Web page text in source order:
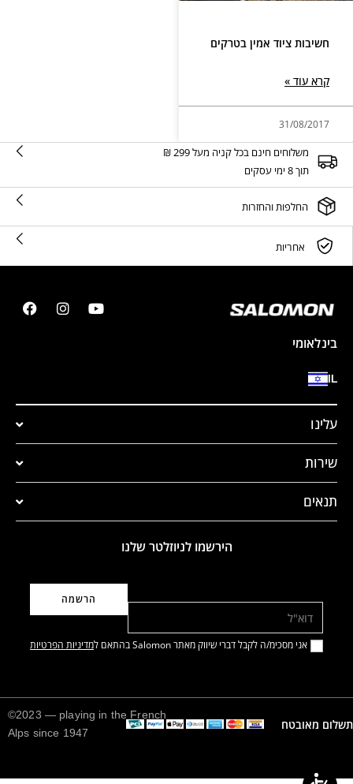
חשיבות ציוד אמין בטרקים
קרא עוד »
31/08/2017
משלוחים חינם בכל קניה מעל 299 ₪
תוך 8 ימי עסקים
החלפות והחזרות
אחריות
בינלאומי
IL
עלינו
שירות
תנאים
הירשמו לניוזלטר שלנו
אני מסכימ/ה לקבל דברי שיווק מאתר Salomon בהתאם ל מדיניות הפרטיות
תשלום מאובטח
©2023 — playing in the French
Alps since 1947